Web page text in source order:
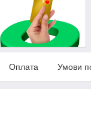
Оплата Умови